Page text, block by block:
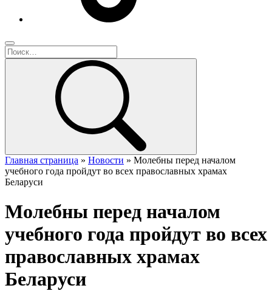
Главная страница » Новости » Молебны перед началом
учебного года пройдут во всех православных храмах
Беларуси
Молебны перед началом
учебного года пройдут во всех
православных храмах
Беларуси